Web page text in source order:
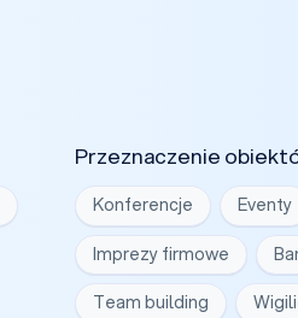
Przeznaczenie
Konferencje Eventy
Imprezy firmowe
Team building